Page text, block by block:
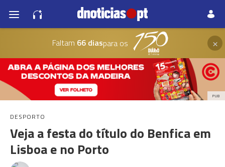
Faltam 66 diaspara os ×
PUB
DESPORTO
Veja a festa do título do Benfica em
Lisboa e no Porto